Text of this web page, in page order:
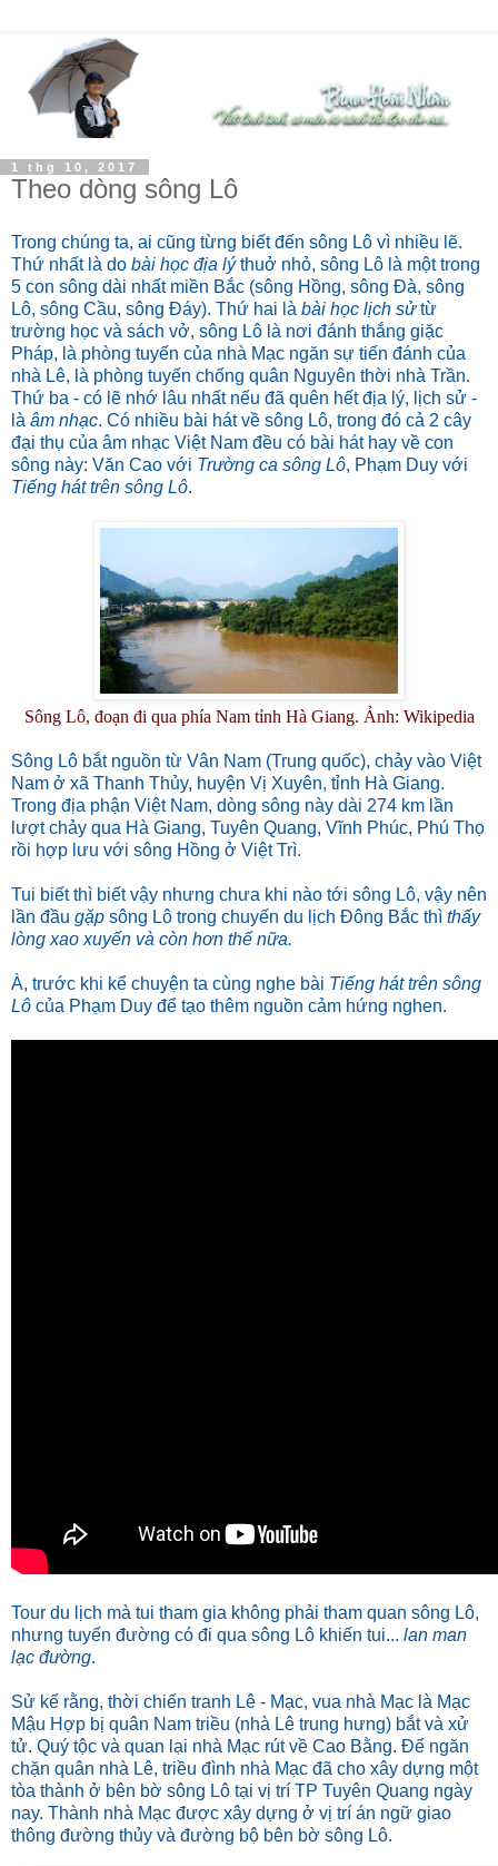
1 thg 10, 2017
Theo dòng sông Lô
Trong chúng ta, ai cũng từng biết đến sông Lô vì nhiều lẽ.
Thứ nhất là do bài học địa lýthuở nhỏ, sông Lô là một trong
5 con sông dài nhất miền Bắc (sông Hồng, sông Đà, sông
Lô, sông Cầu, sông Đáy). Thứ hai là bài học lịch sửtừ
trường học và sách vở, sông Lô là nơi đánh thắng giặc
Pháp, là phòng tuyến của nhà Mạc ngăn sự tiến đánh của
nhà Lê, là phòng tuyến chống quân Nguyên thời nhà Trần.
Thứ ba - có lẽ nhớ lâu nhất nếu đã quên hết địa lý, lịch sử -
là âm nhạc. Có nhiều bài hát về sông Lô, trong đó cả 2 cây
đại thụ của âm nhạc Việt Nam đều có bài hát hay về con
sông này: Văn Cao với Trường ca sông Lô, Phạm Duy với
Tiếng hát trên sông Lô.
Sông Lô, đoạn đi qua phía Nam tỉnh Hà Giang. Ảnh: Wikipedia
Sông Lô bắt nguồn từ Vân Nam (Trung quốc), chảy vào Việt
Nam ở xã Thanh Thủy, huyện Vị Xuyên, tỉnh Hà Giang.
Trong địa phận Việt Nam, dòng sông này dài 274 km lần
lượt chảy qua Hà Giang, Tuyên Quang, Vĩnh Phúc, Phú Thọ
rồi hợp lưu với sông Hồng ở Việt Trì.
Tui biết thì biết vậy nhưng chưa khi nào tới sông Lô, vậy nên
lần đầu gặp sông Lô trong chuyến du lịch Đông Bắc thì thấy
lòng xao xuyến và còn hơn thế nữa.
À, trước khi kể chuyện ta cùng nghe bài Tiếng hát trên sông
Lô của Phạm Duy để tạo thêm nguồn cảm hứng nghen.
Tour du lịch mà tui tham gia không phải tham quan sông Lô,
nhưng tuyến đường có đi qua sông Lô khiến tui... lan man
lạc đường.
Sử kể rằng, thời chiến tranh Lê - Mạc, vua nhà Mạc là Mạc
Mậu Hợp bị quân Nam triều (nhà Lê trung hưng) bắt và xử
tử. Quý tộc và quan lại nhà Mạc rút về Cao Bằng. Để ngăn
chặn quân nhà Lê, triều đình nhà Mạc đã cho xây dựng một
tòa thành ở bên bờ sông Lô tại vị trí TP Tuyên Quang ngày
nay. Thành nhà Mạc được xây dựng ở vị trí án ngữ giao
thông đường thủy và đường bộ bên bờ sông Lô.